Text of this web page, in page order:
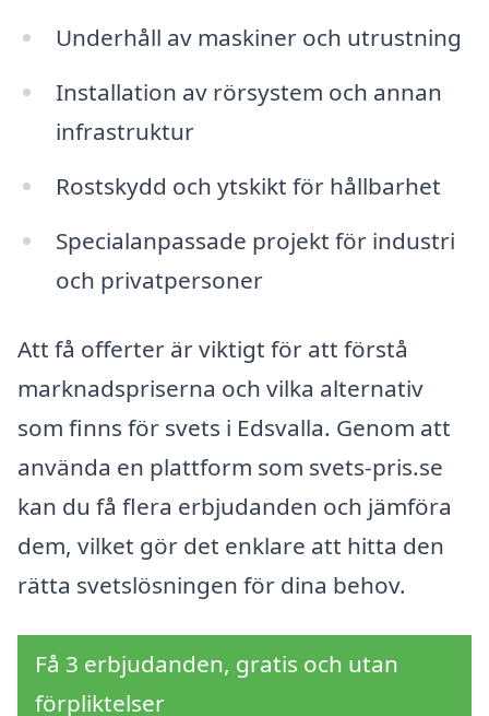
Underhåll av maskiner och utrustning
Installation av rörsystem och annan
infrastruktur
Rostskydd och ytskikt för hållbarhet
Specialanpassade projekt för industri
och privatpersoner
Att få offerter är viktigt för att förstå
marknadspriserna och vilka alternativ
som finns för svets i Edsvalla. Genom att
använda en plattform som svets-pris.se
kan du få flera erbjudanden och jämföra
dem, vilket gör det enklare att hitta den
rätta svetslösningen för dina behov.
Få 3 erbjudanden, gratis och utan
förpliktelser